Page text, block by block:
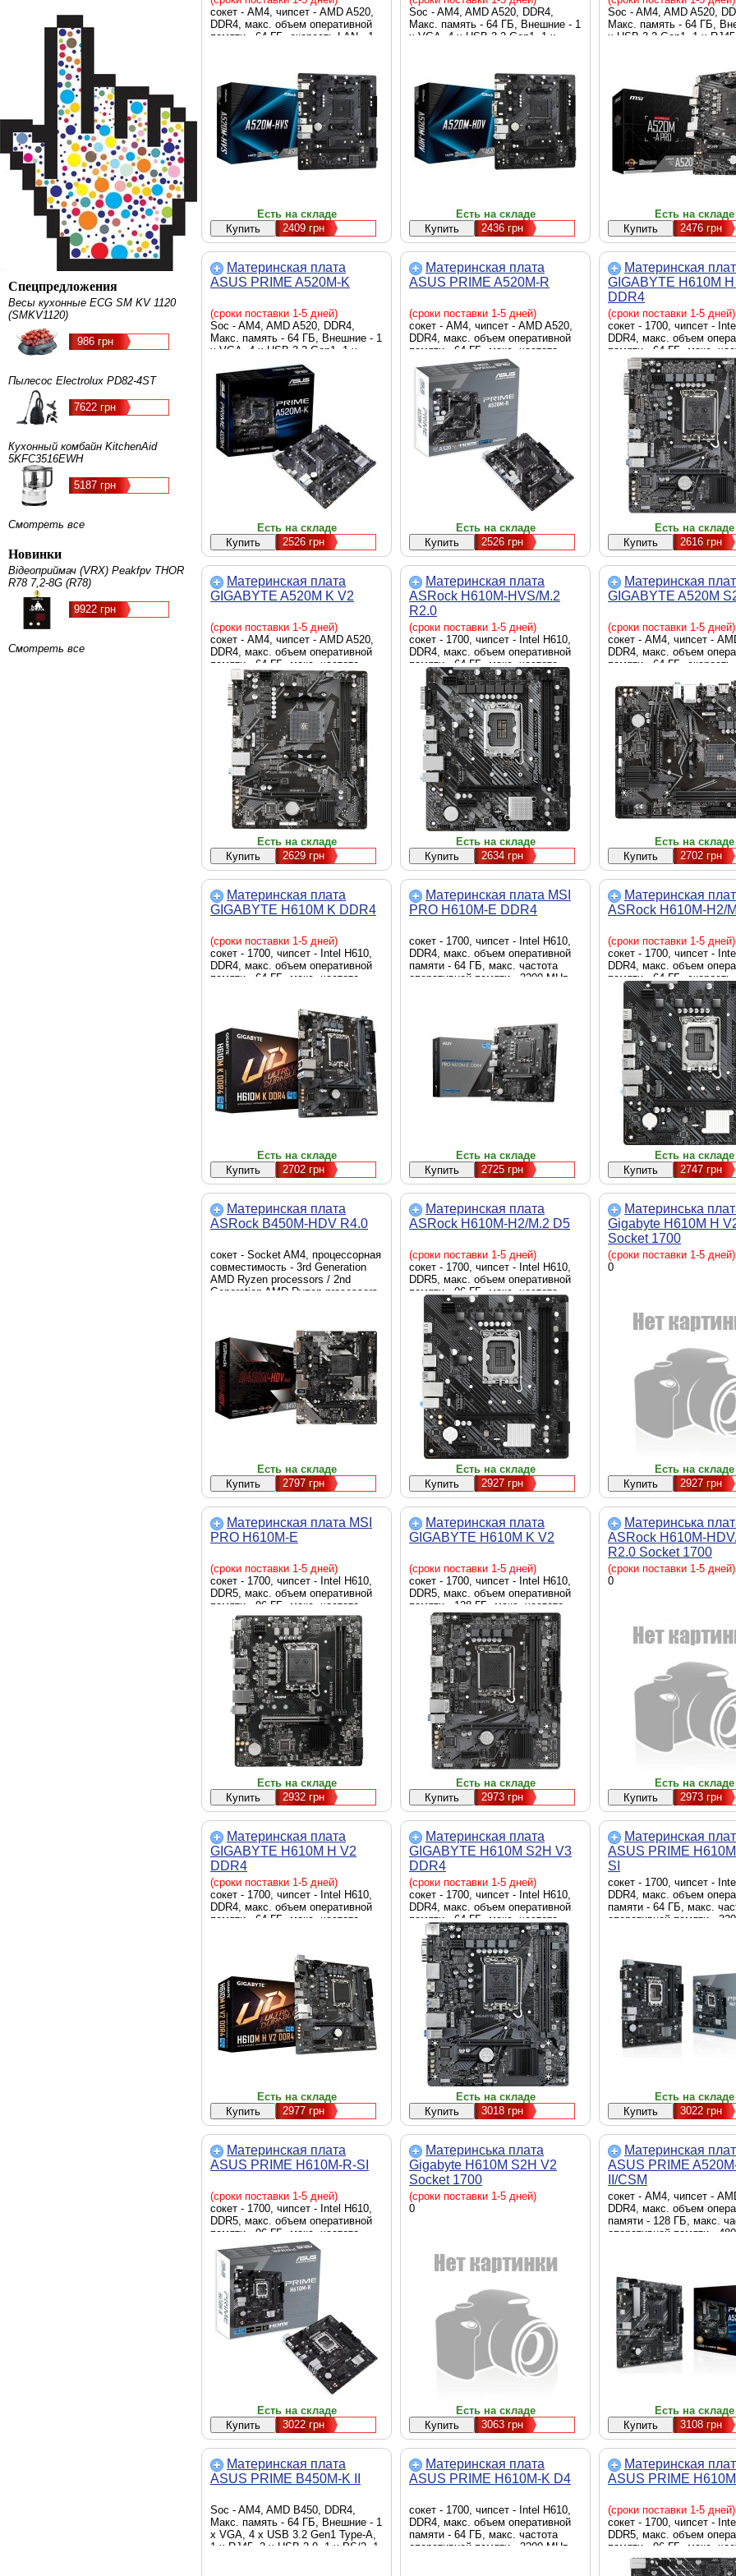
Спецпредложения
Весы кухонные ECG SM KV 1120
(SMKV1120)
986 грн
Пылесос Electrolux PD82-4ST
7622 грн
Кухонный комбайн KitchenAid
5KFC3516EWH
5187 грн
Смотреть все
Новинки
Відеоприймач (VRX) Peakfpv THOR
R78 7,2-8G (R78)
9922 грн
Смотреть все
сокет - AM4, чипсет - AMD A520,
DDR4, макс. объем оперативной
памяти - 64 ГБ, скорость LAN - 1
Sata 6.0 Gb/s, Micro-ATX
Есть на складе
2409 грн
Soc - AM4, AMD A520, DDR4,
Макс. память - 64 ГБ, Внешние - 1
x VGA, 4 x USB 3.2 Gen1, 1 x
Внутренние - 1 x M.2 2280, 4 x
Sata 6.0 Gb/s, Micro-ATX, BOX
Есть на складе
2436 грн
Soc - AM4, AMD A520,
Макс. память - 64 ГБ,
x USB 3.2 Gen1, 1 x
M.2 2280, 4 x Sata 6.0
ATX, BOX
Есть на складе
2476 грн
Материнская плата
ASUS PRIME A520M-K
(сроки поставки 1-5 дней)
Soc - AM4, AMD A520, DDR4,
Макс. память - 64 ГБ, Внешние - 1
x VGA, 4 x USB 3.2 Gen1, 1 x
RJ45, 2 x USB 2.0, 1 x PS/2, 1 x
HDMI, 3 x Audio, Внутренние - 1 x
M.2 2280, 4 x Sata 6.0 Gb/s, Micro-
ATX, BOX
Есть на складе
2526 грн
Материнская плата
ASUS PRIME A520M-R
(сроки поставки 1-5 дней)
сокет - AM4, чипсет - AMD A520,
DDR4, макс. объем оперативной
памяти - 64 ГБ, макс. частота
оперативной памяти - 5100 MHz,
скорость LAN - 1 Гбит/с, HDMI,
внутренние - 1 x M.2 2280, 4 x
Sata 6.0 Gb/s, Micro-ATX
Есть на складе
2526 грн
Материнская
GIGABYTE H610M
DDR4
(сроки поставки 1-5 дней)
сокет - 1700, чипсет -
DDR4, макс. объем
памяти - 64 ГБ, макс.
оперативной памяти -
скорость LAN - 1 Гбит/с,
(VGA), HDMI,
2280, 4 x Sata 6.0 Gb/s,
Есть на складе
2616 грн
Материнская плата
GIGABYTE A520M K V2
(сроки поставки 1-5 дней)
сокет - AM4, чипсет - AMD A520,
DDR4, макс. объем оперативной
памяти - 64 ГБ, макс. частота
оперативной памяти - 3200 MHz,
скорость LAN - 1 Гбит/с, D-Sub
(VGA), HDMI, внутренние - 1 x M.2
2280, 4 x Sata 6.0 Gb/s, Micro-ATX
Есть на складе
2629 грн
Материнская плата
ASRock H610M-HVS/M.2
R2.0
(сроки поставки 1-5 дней)
сокет - 1700, чипсет - Intel H610,
DDR4, макс. объем оперативной
памяти - 64 ГБ, макс. частота
оперативной памяти - 3200 MHz,
скорость LAN - 1 Гбит/с, D-Sub
(VGA), HDMI, внутренние - 1 x M.2
2280, 4 x Sata 6.0 Gb/s, Micro-ATX
Есть на складе
2634 грн
Материнская
GIGABYTE A520M
(сроки поставки 1-5 дней)
сокет - AM4, чипсет -
DDR4, макс. объем
памяти - 64 ГБ, скорость
внутренние - 1 x M.2
Sata 6.0 Gb/s, Micro-ATX
Есть на складе
2702 грн
Материнская плата
GIGABYTE H610M K DDR4
(сроки поставки 1-5 дней)
сокет - 1700, чипсет - Intel H610,
DDR4, макс. объем оперативной
памяти - 64 ГБ, макс. частота
внутренние - 1 x M.2 2280, 2 x
Sata 6.0 Gb/s, ATX
Есть на складе
2702 грн
Материнская плата MSI
PRO H610M-E DDR4
сокет - 1700, чипсет - Intel H610,
DDR4, макс. объем оперативной
памяти - 64 ГБ, макс. частота
оперативной памяти - 3200 MHz,
Есть на складе
2725 грн
Материнская
ASRock H610M-H2/
(сроки поставки 1-5 дней)
сокет - 1700, чипсет -
DDR4, макс. объем
памяти - 64 ГБ, скорость
Гбит/с, HDMI,
M.2 2280, 4 x Sata 6.0
ATX
Есть на складе
2747 грн
Материнская плата
ASRock B450M-HDV R4.0
сокет - Socket AM4, процессорная
совместимость - 3rd Generation
AMD Ryzen processors / 2nd
Generation AMD Ryzen processors
AMD Ryzen with Radeon Vega
Graphics processors, слоты
расширения - 1 x PCI-E 2.x x1, 1 x
PCI-Eх 3.0 x16, производитель
чипсета - AMD, модель чипсета -
AMD B450, тип оперативной
памяти - DDR4, 32 GB,
внутренние разъемы и порты - 1 x
Ultra M.2, 4 x Sata 6.0 Gb/s, 2-х
Есть на складе
2797 грн
Материнская плата
ASRock H610M-H2/M.2 D5
(сроки поставки 1-5 дней)
сокет - 1700, чипсет - Intel H610,
DDR5, макс. объем оперативной
памяти - 96 ГБ, макс. частота
оперативной памяти - 5600 MHz,
скорость LAN - 1 Гбит/с, HDMI,
внутренние - 1 x M.2 2280, 4 x
Sata 6.0 Gb/s, Micro-ATX
Есть на складе
2927 грн
Материнська
Gigabyte H610M H
Socket 1700
(сроки поставки 1-5 дней)
0
Есть на складе
2927 грн
Материнская плата MSI
PRO H610M-E
(сроки поставки 1-5 дней)
сокет - 1700, чипсет - Intel H610,
DDR5, макс. объем оперативной
памяти - 96 ГБ, макс. частота
оперативной памяти - 5600 MHz,
скорость LAN - 1 Гбит/с, D-Sub
(VGA), HDMI, внутренние - 1 x M.2
2280, 4 x Sata 6.0 Gb/s, Micro-ATX
Есть на складе
2932 грн
Материнская плата
GIGABYTE H610M K V2
(сроки поставки 1-5 дней)
сокет - 1700, чипсет - Intel H610,
DDR5, макс. объем оперативной
памяти - 128 ГБ, макс. частота
оперативной памяти - 5600 MHz,
скорость LAN - 1 Гбит/с,
DisplayPort, HDMI, внутренние - 2
x Sata 6.0 Gb/s, Micro-ATX
Есть на складе
2973 грн
Материнська
ASRock H610M-
R2.0 Socket 1700
(сроки поставки 1-5 дней)
0
Есть на складе
2973 грн
Материнская плата
GIGABYTE H610M H V2
DDR4
(сроки поставки 1-5 дней)
сокет - 1700, чипсет - Intel H610,
DDR4, макс. объем оперативной
памяти - 64 ГБ, макс. частота
(VGA), HDMI, внутренние - 1 x M.2
2280, 4 x Sata 6.0 Gb/s, Micro-ATX
Есть на складе
2977 грн
Материнская плата
GIGABYTE H610M S2H V3
DDR4
(сроки поставки 1-5 дней)
сокет - 1700, чипсет - Intel H610,
DDR4, макс. объем оперативной
памяти - 64 ГБ, макс. частота
оперативной памяти - 3200 MHz,
скорость LAN - 1 Гбит/с, D-Sub
(VGA), DisplayPort, HDMI,
внутренние - 1 x M.2 2280, 4 x
Sata 6.0 Gb/s, Micro-ATX
Есть на складе
3018 грн
Материнская
ASUS PRIME
SI
сокет - 1700, чипсет -
DDR4, макс. объем
памяти - 64 ГБ, макс.
оперативной памяти -
x M.2 2280, 4 x Sata 6.0
Micro-ATX
Есть на складе
3022 грн
Материнская плата
ASUS PRIME H610M-R-SI
(сроки поставки 1-5 дней)
сокет - 1700, чипсет - Intel H610,
DDR5, макс. объем оперативной
памяти - 96 ГБ, макс. частота
оперативной памяти - 5600 MHz,
скорость LAN - 1 Гбит/с, D-Sub
(VGA), DisplayPort, HDMI,
внутренние - 1 x M.2 2280, 4 x
Sata 6.0 Gb/s, Micro-ATX
Есть на складе
3022 грн
Материнська плата
Gigabyte H610M S2H V2
Socket 1700
(сроки поставки 1-5 дней)
0
Есть на складе
3063 грн
Материнская
ASUS PRIME
II/CSM
сокет - AM4, чипсет -
DDR4, макс. объем
памяти - 128 ГБ, макс.
оперативной памяти -
Sata 6.0 Gb/s, Micro-ATX
Есть на складе
3108 грн
Материнская плата
ASUS PRIME B450M-K II
Soc - AM4, AMD B450, DDR4,
Макс. память - 64 ГБ, Внешние - 1
x VGA, 4 х USB 3.2 Gen1 Type-A,
1 x RJ45, 2 x USB 2.0, 1 x PS/2, 1
Материнская плата
ASUS PRIME H610M-K D4
сокет - 1700, чипсет - Intel H610,
DDR4, макс. объем оперативной
памяти - 64 ГБ, макс. частота
оперативной памяти - 3200 MHz,
Материнская
ASUS PRIME
(сроки поставки 1-5 дней)
сокет - 1700, чипсет -
DDR5, макс. объем
памяти - 96 ГБ, макс.
оперативной памяти -
скорость LAN - 1 Гбит/с,